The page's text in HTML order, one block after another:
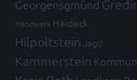
Georgensgmünd
Handwerk Heideck
Hilpoltstein Jagd
Kammerstein